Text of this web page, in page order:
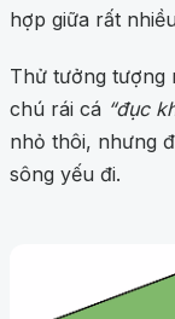
hợp giữa rất
Thử tưởng tượng
chú rái cá “đục
nhỏ thôi, nhưng
sông yếu đi.